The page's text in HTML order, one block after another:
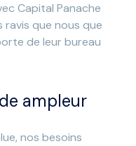
Capital Panache
ravis que nous que
de leur bureau
ampleur
nos besoins